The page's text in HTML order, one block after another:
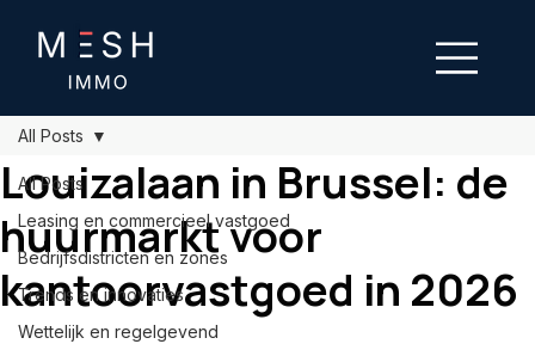
All Posts
Leasing en commercieel vastgoed
Bedrijfsdistricten en zones
Trends en innovaties
Wettelijk en regelgevend
All Posts
Louizalaan in Brussel: de
huurmarkt voor
kantoorvastgoed in 2026